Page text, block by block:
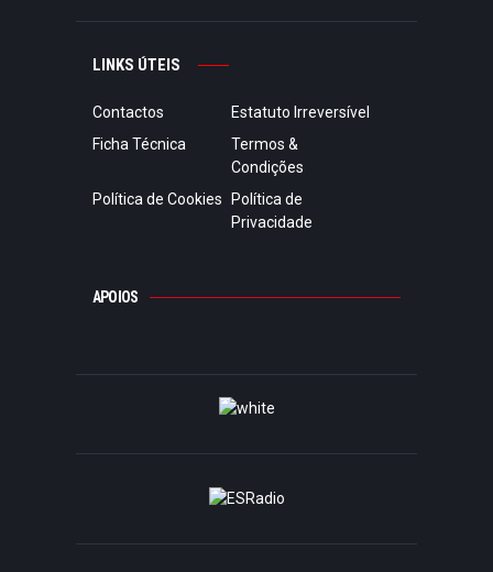
LINKS ÚTEIS
Contactos
Estatuto Irreversível
Ficha Técnica
Termos &
Condições
Política de Cookies
Política de
Privacidade
APOIOS